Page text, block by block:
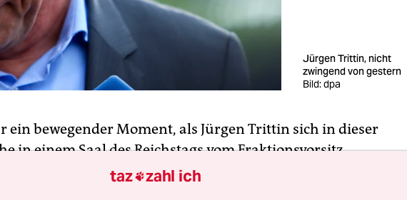
Jürgen Trittin, nicht
zwingend von gestern
Bild: dpa
ein bewegender Moment, als Jürgen Trittin sich in dieser
in einem Saal des Reichstags vom Fraktionsvorsitz
hat. Das sagen auch Zuhörer, die nicht dick mit
der wichtigsten deutschen Politiker nach 1968 zieht
taz zahl ich